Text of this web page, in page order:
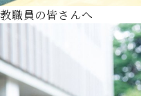
教職員の皆さんへ